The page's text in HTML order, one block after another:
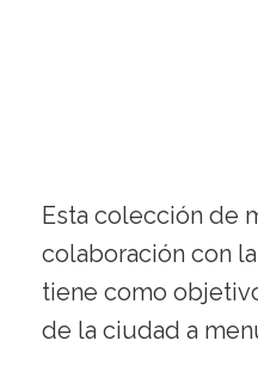
Esta colección de
colaboración con
tiene como
de la ciudad a